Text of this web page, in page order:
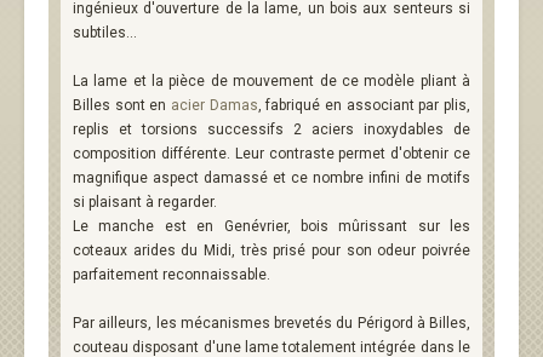
ingénieux d'ouverture de la lame, un bois aux senteurs si
subtiles...
La lame et la pièce de mouvement de ce modèle pliant à
Billes sont en acier Damas, fabriqué en associant par plis,
replis et torsions successifs 2 aciers inoxydables de
composition différente. Leur contraste permet d'obtenir ce
magnifique aspect damassé et ce nombre infini de motifs
si plaisant à regarder.
Le manche est en Genévrier, bois mûrissant sur les
coteaux arides du Midi, très prisé pour son odeur poivrée
parfaitement reconnaissable.
Par ailleurs, les mécanismes brevetés du Périgord à Billes,
couteau disposant d'une lame totalement intégrée dans le